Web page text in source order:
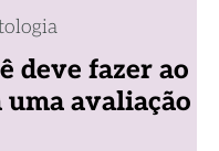
deve fazer ao
uma avaliação